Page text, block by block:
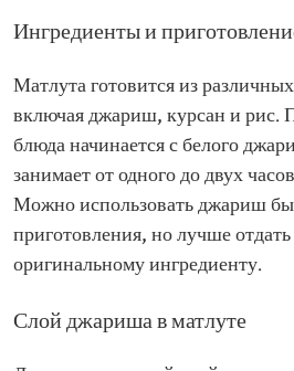
Ингредиенты и
Матлута готовится из
включая джариш, курсан и рис.
блюда начинается с белого
занимает от одного до двух
Можно использовать джариш
приготовления, но лучше
оригинальному ингредиенту.
Слой джариша в матлуте